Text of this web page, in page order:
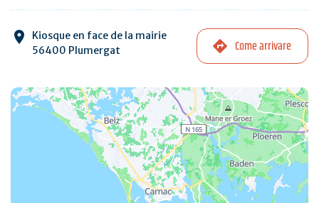
Kiosque en face de la mairie
56400 Plumergat
Come arrivare